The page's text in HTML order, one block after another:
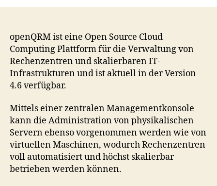
Computing
Plattform
Rechenzentren
openQRM ist eine Open Source Cloud
Computing Plattform für die Verwaltung von
Rechenzentren und skalierbaren IT-
Infrastrukturen und ist aktuell in der Version
4.6 verfügbar.
Mittels einer zentralen Managementkonsole
kann die Administration von physikalischen
Servern ebenso vorgenommen werden wie von
virtuellen Maschinen, wodurch Rechenzentren
voll automatisiert und höchst skalierbar
betrieben werden können.